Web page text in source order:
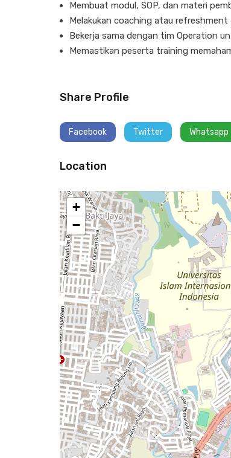
Membuat modul, SOP, dan materi
Melakukan coaching atau
Bekerja sama dengan tim Operation
Memastikan peserta training
Share Profile
Facebook Twitter Whatsapp
Location
+
−